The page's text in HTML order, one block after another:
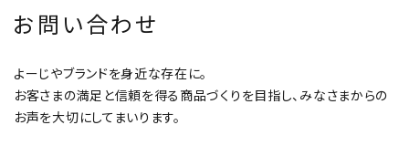
お問い合わせ
よーじやブランドを身近な存在に。
お客さまの満足と信頼を得る商品づくりを目指し、みなさまからの
お声を大切にしてまいります。